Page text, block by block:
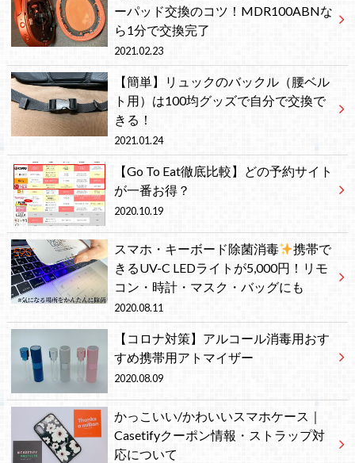
ーパッド交換のコツ！MDR100ABNな
ら1分で交換完了
2021.02.23
【簡単】リュックのバックル（腰ベル
ト用）は100均グッズで自分で交換で
きる！
2021.01.24
【Go To Eat徹底比較】どの予約サイト
が一番お得？
2020.10.19
スマホ・キーボード除菌消毒
携帯で
きるUV-C LEDライトが5,000円！リモ
コン・時計・マスク・バッグにも
2020.08.11
【コロナ対策】アルコール消毒用おす
すめ携帯用アトマイザー
2020.08.09
かっこいい/かわいいスマホケース｜
Casetifyクーポン情報・ストラップ対
応について